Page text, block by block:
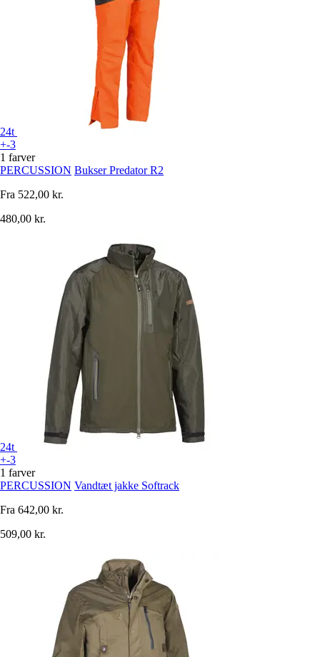
24t
+-3
1 farver
PERCUSSION Bukser Predator R2
Fra 522,00 kr.
480,00 kr.
24t
+-3
1 farver
PERCUSSION Vandtæt jakke Softrack
Fra 642,00 kr.
509,00 kr.